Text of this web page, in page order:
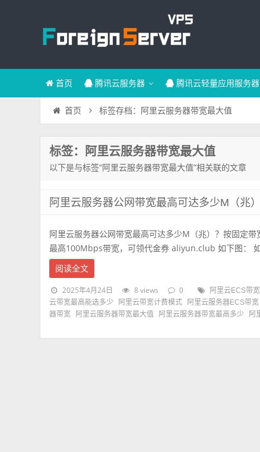
首页 腾讯云服务器 腾讯云轻量应用服务器
首页 标签存档：阿里云服务器带宽最大值
标签：阿里云服务器带宽最大值
以下是与标签“阿里云服务器带宽最大值”相关联的文章
阿里云服务器公网带宽最高可达多少M（兆
阿里云服务器公网带宽最高可达多少M（兆）？按固定
最高100Mbps带宽，可领代金券 aliyun.club 如下图：
阅读全文
2025年4月24日 8 views 0 阿里云ECS带
云带宽最高能选多少
阿里云带宽计费模式 阿里云服务器ECS带宽
器带宽
阿里云服务器带宽最大值 阿里云服务器带宽最高多少 阿